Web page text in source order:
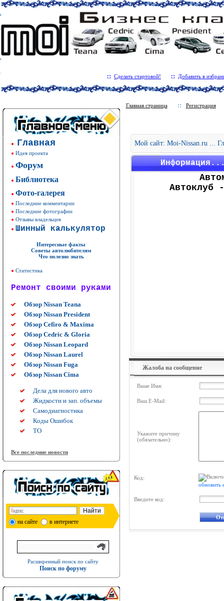
Сделать стартовой! Добавить в
Главная
Идея проекта
Форум
Библиотека
Фото-галерея
Последние комментарии
Последние фотографии
Отзывы владельцев
Шинный калькулятор
Интересные факты
Советы автолюбителям
Что полезно знать
Статистика
Ремонт своими руками
Обзор Nissan Teana
Обзор Nissan President
Обзор Cefiro & Maxima
Обзор Cedric & Gloria
Обзор Nissan Leopard
Обзор Nissan Laurel
Обзор Nissan Fuga
Обзор Nissan Cima
Дела для нового авто
Жидкости и зап. объемы
Самодиагностика
Коды Ошибок
ТО
Все последние новости
на сайте в интернете
Расширенный поиск по сайту
Поиск по форуму
Главная страница Регистрация
Мой сайт: Moi-Nissan.ru ...
Автоклуб
Жалоба на сообщение
Ваше Имя:
Ваш E-Mail:
Укажите причину
(обязательно):
Код:
обновить
Введите код: